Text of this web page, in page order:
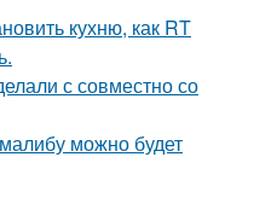
кухню, как RT
с совместно со
можно будет